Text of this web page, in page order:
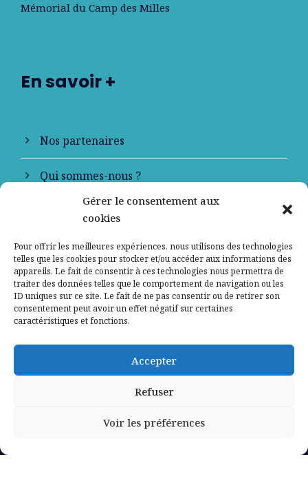
Gérer le consentement aux
cookies
Pour offrir les meilleures expériences, nous utilisons des technologies
telles que les cookies pour stocker et/ou accéder aux informations des
appareils. Le fait de consentir à ces technologies nous permettra de
traiter des données telles que le comportement de navigation ou les
ID uniques sur ce site. Le fait de ne pas consentir ou de retirer son
consentement peut avoir un effet négatif sur certaines
caractéristiques et fonctions.
Accepter
Refuser
Voir les préférences
Mémorial du Camp des Milles
En savoir +
Nos partenaires
Qui sommes-nous ?
Contactez-nous
Mentions légales
Politique de confidentialité